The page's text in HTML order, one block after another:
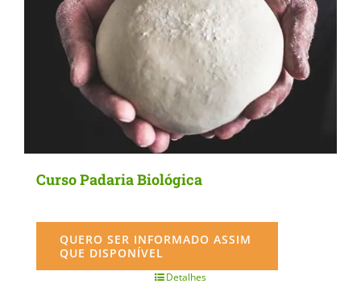
Curso Padaria Biológica
QUERO SER INFORMADO ASSIM
QUE DISPONÍVEL
Detalhes